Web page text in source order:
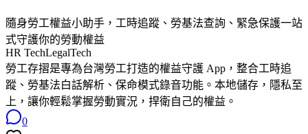
隨身勞工權益小助手，工時追蹤、勞基法查詢、緊急保護一站
式守護你的勞動權益
HR TechLegalTech
勞工存摺是專為台灣勞工打造的權益守護 App，整合工時追
蹤、勞基法白話解析、保命模式錄音功能。本地儲存，隱私至
上，讓你輕鬆掌握勞動實況，捍衛自己的權益。
0